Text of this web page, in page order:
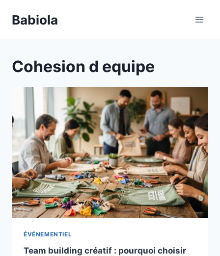
Babiola
Cohesion d equipe
ÉVÉNEMENTIEL
Team building créatif : pourquoi choisir